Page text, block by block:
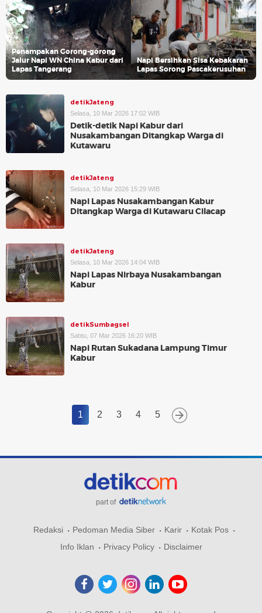
Penampakan Gorong-gorong
Jalur Napi WN China Kabur dari
Lapas Tangerang
Napi Bersihkan Sisa Kebakaran
Lapas Sorong Pascakerusuhan
detikJateng
Selasa, 10 Mar 2026 17:02 WIB
Detik-detik Napi Kabur dari
Nusakambangan Ditangkap Warga di
Kutawaru
detikJateng
Selasa, 10 Mar 2026 15:29 WIB
Napi Lapas Nusakambangan Kabur
Ditangkap Warga di Kutawaru Cilacap
detikJateng
Selasa, 10 Mar 2026 14:04 WIB
Napi Lapas Nirbaya Nusakambangan
Kabur
detikSumbagsel
Sabtu, 07 Mar 2026 16:20 WIB
Napi Rutan Sukadana Lampung Timur
Kabur
1 2 3 4 5
part of
Redaksi Pedoman Media Siber Karir
Kotak Pos
Info Iklan
Privacy Policy Disclaimer